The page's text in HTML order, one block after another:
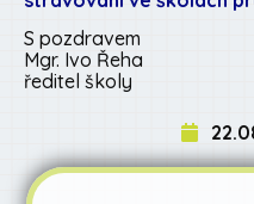
S pozdravem
Mgr. Ivo Řeha
ředitel školy